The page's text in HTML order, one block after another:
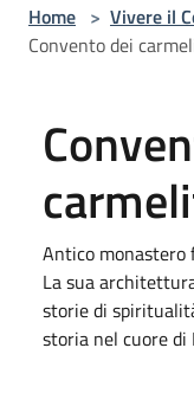
Home > Vivere il
Convento dei
Antico monastero
La sua
storie di
storia nel cuore di